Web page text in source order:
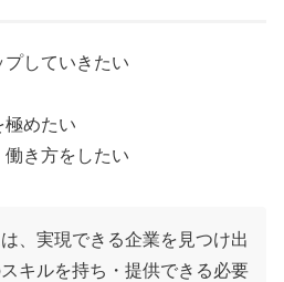
していきたい
極めたい
き方をしたい
、実現できる企業を見つけ出
キルを持ち・提供できる必要